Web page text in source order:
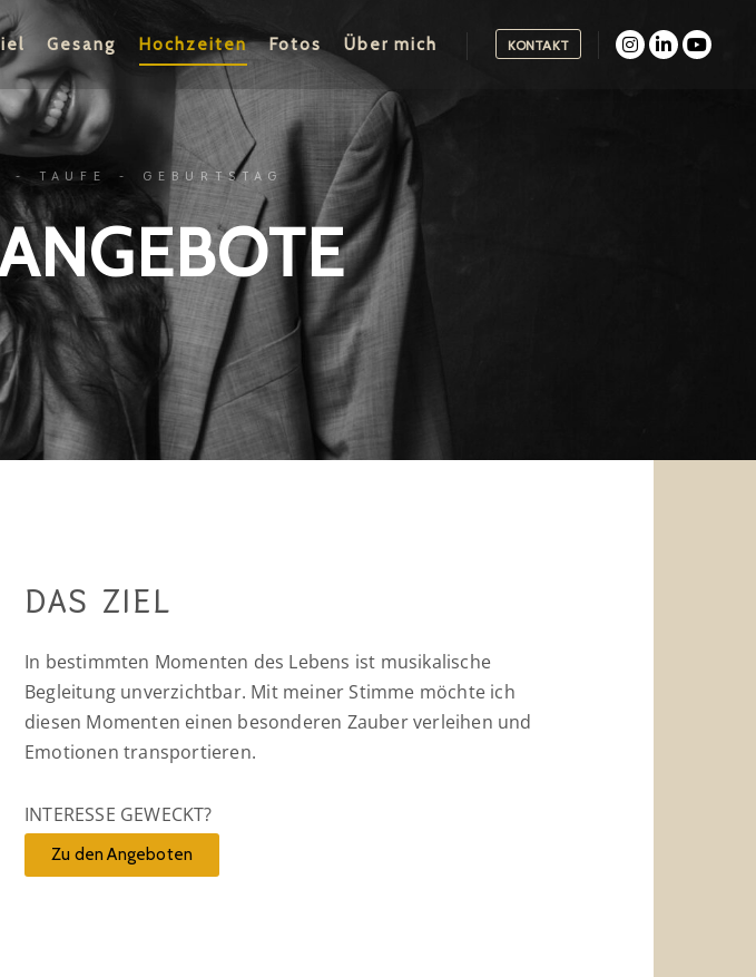
Gesang Hochzeiten Fotos Über mich KONTAKT
- TAUFE - GEBURTSTAG
DAS ZIEL
In bestimmten Momenten des Lebens ist musikalische
Begleitung unverzichtbar. Mit meiner Stimme möchte ich
diesen Momenten einen besonderen Zauber verleihen und
Emotionen transportieren.
INTERESSE GEWECKT?
Zu den Angeboten